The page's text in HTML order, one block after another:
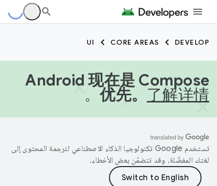
DEVELOP
CORE AREAS
UI
Android 现在是 Compose
优先。 了解详情
。
تستخدم Google تكنولوجيا الذكاء الاصطناعي لترجمة المحتوى إلى
لغتك المفضّلة، وقد تتضمّن بعض الأخطاء.